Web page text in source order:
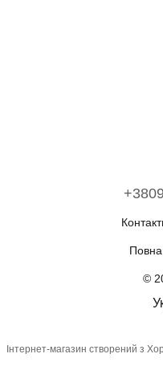
Повна
©
Інтернет-магазин створений з